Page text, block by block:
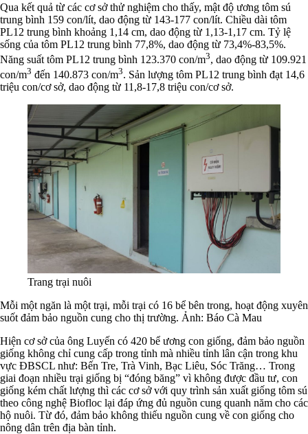
Qua kết quả từ các cơ sở thử nghiệm cho thấy, mật độ ương tôm sú
trung bình 159 con/lít, dao động từ 143-177 con/lít. Chiều dài tôm
PL12 trung bình khoảng 1,14 cm, dao động từ 1,13-1,17 cm. Tỷ lệ
sống của tôm PL12 trung bình 77,8%, dao động từ 73,4%-83,5%.
Năng suất tôm PL12 trung bình 123.370 con/m3, dao động từ 109.921
con/m3 đến 140.873 con/m3. Sản lượng tôm PL12 trung bình đạt 14,6
triệu con/cơ sở, dao động từ 11,8-17,8 triệu con/cơ sở.
Trang trại nuôi
Mỗi một ngăn là một trại, mỗi trại có 16 bể bên trong, hoạt động xuyên
suốt đảm bảo nguồn cung cho thị trường. Ảnh: Báo Cà Mau
Hiện cơ sở của ông Luyến có 420 bể ương con giống, đảm bảo nguồn
giống không chỉ cung cấp trong tỉnh mà nhiều tỉnh lân cận trong khu
vực ÐBSCL như: Bến Tre, Trà Vinh, Bạc Liêu, Sóc Trăng… Trong
giai đoạn nhiều trại giống bị “đóng băng” vì không được đầu tư, con
giống kém chất lượng thì các cơ sở với quy trình sản xuất giống tôm sú
theo công nghệ Biofloc lại đáp ứng đủ nguồn cung quanh năm cho các
hộ nuôi. Từ đó, đảm bảo không thiếu nguồn cung về con giống cho
nông dân trên địa bàn tỉnh.